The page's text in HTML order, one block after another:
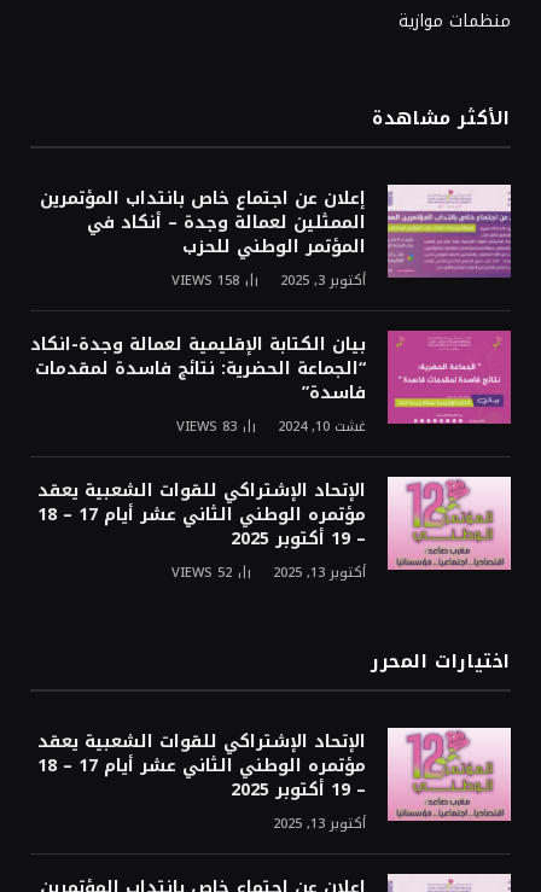
منظمات موازية
الأكثر مشاهدة
إعلان عن اجتماع خاص بانتداب المؤتمرين
الممثلين لعمالة وجدة – أنكاد في
المؤتمر الوطني للحزب
أكتوبر 3, 2025 158
VIEWS
بيان الكتابة الإقليمية لعمالة وجدة-انكاد
“الجماعة الحضرية: نتائج فاسدة لمقدمات
فاسدة”
غشت 10, 2024 83
VIEWS
الإتحاد الإشتراكي للقوات الشعبية يعقد
مؤتمره الوطني الثاني عشر أيام 17 – 18
– 19 أكتوبر 2025
أكتوبر 13, 2025 52
VIEWS
اختيارات المحرر
الإتحاد الإشتراكي للقوات الشعبية يعقد
مؤتمره الوطني الثاني عشر أيام 17 – 18
– 19 أكتوبر 2025
أكتوبر 13, 2025